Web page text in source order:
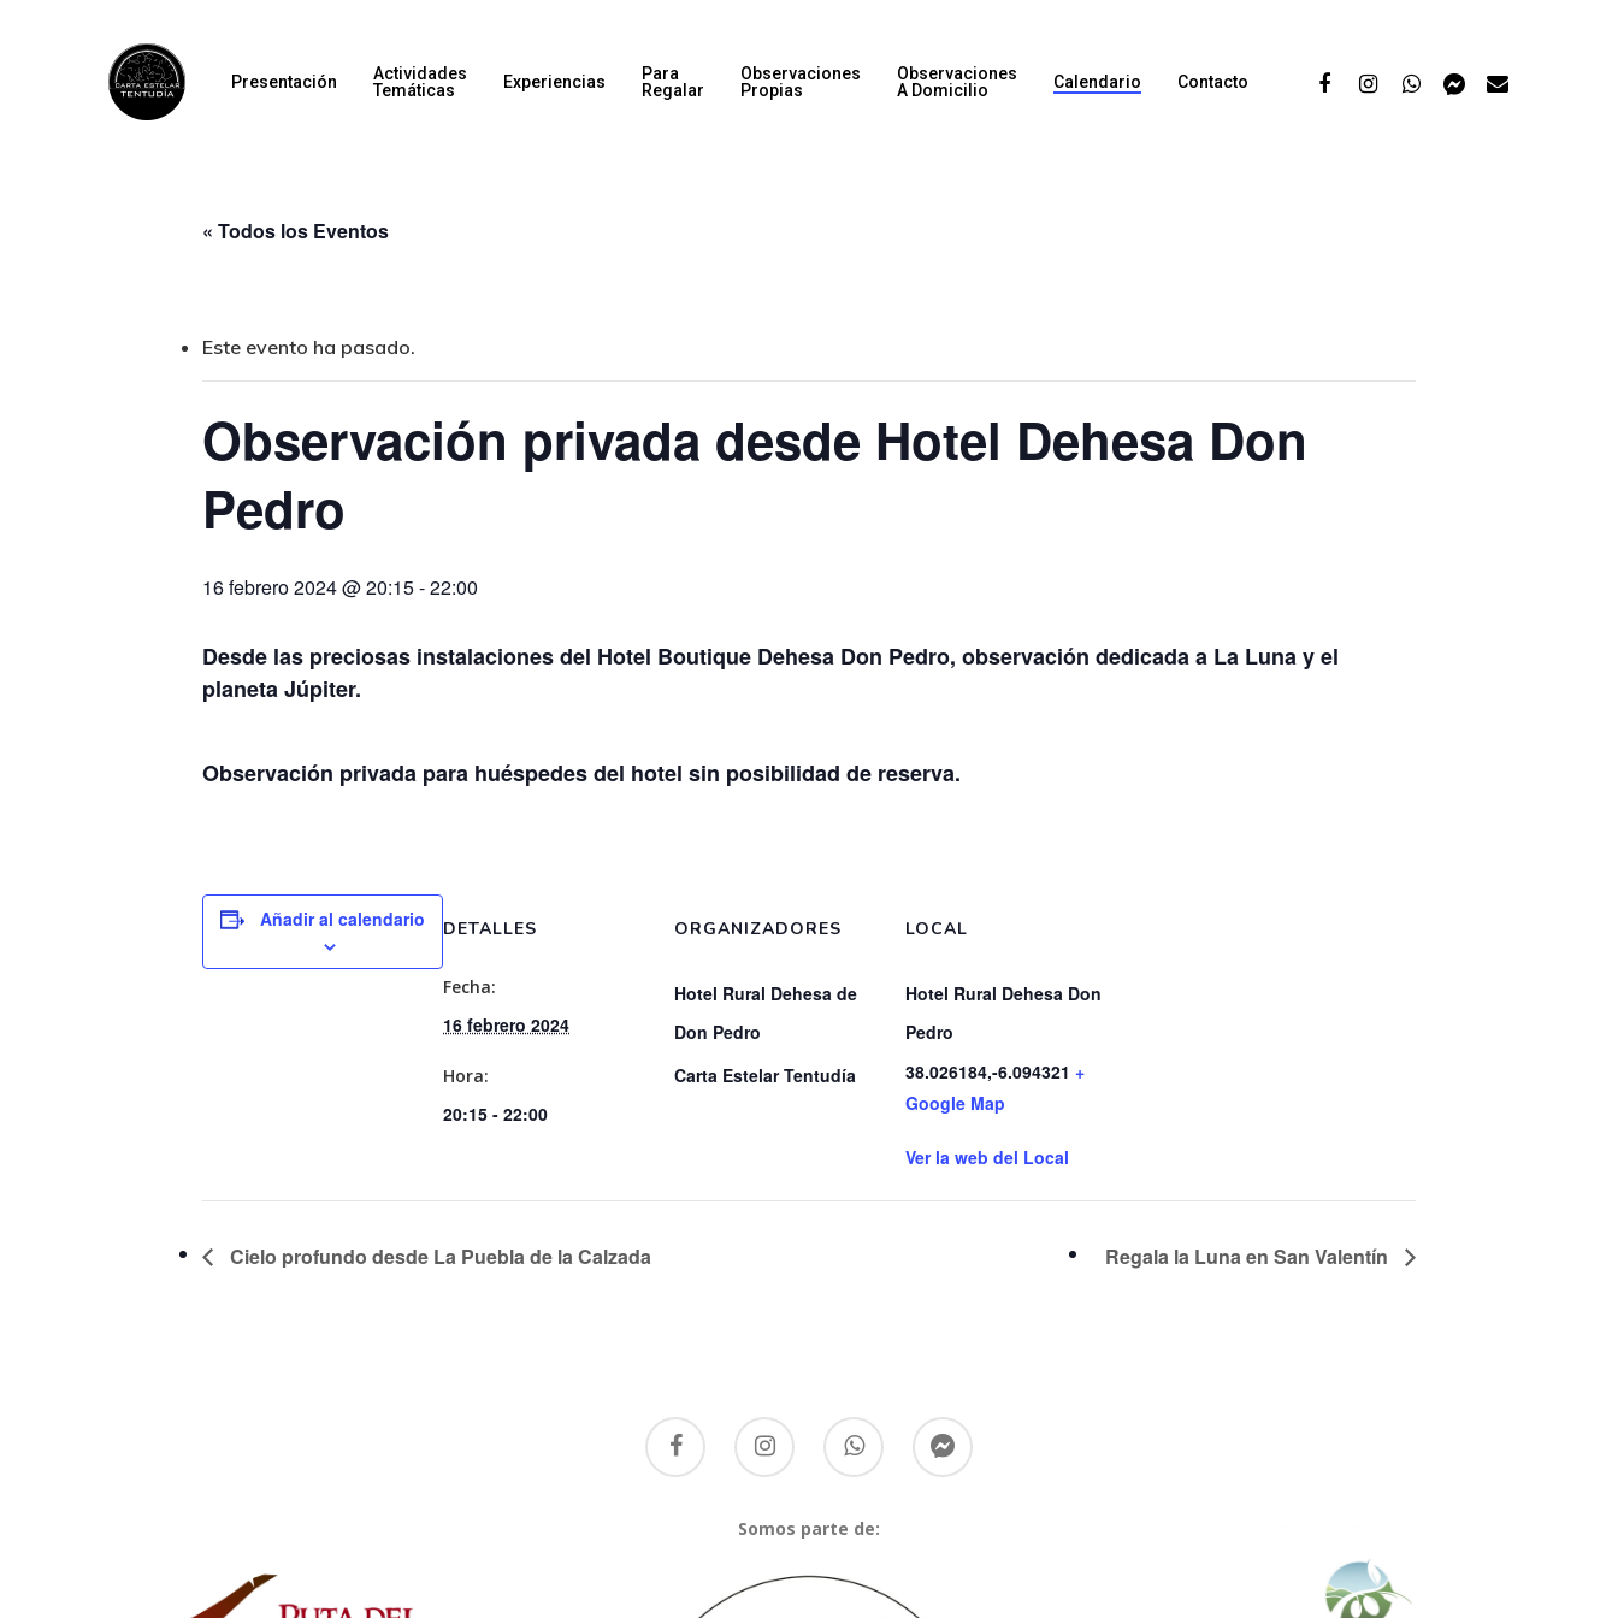
Presentación
Actividades
Temáticas
Experiencias
Para
Regalar
Observaciones
Propias
Observaciones
A Domicilio
Calendario Contacto
« Todos los Eventos
Este evento ha pasado.
Observación privada desde Hotel Dehesa Don
Pedro
16 febrero 2024 @ 20:15-22:00
Desde las preciosas instalaciones del Hotel Boutique Dehesa Don Pedro, observación dedicada a La Luna y el
planeta Júpiter.
Observación privada para huéspedes del hotel sin posibilidad de reserva.
Añadir al calendario DETALLES
Fecha:
16 febrero 2024
Hora:
20:15 - 22:00
ORGANIZADORES
Hotel Rural Dehesa de
Don Pedro
Carta Estelar Tentudía
LOCAL
Hotel Rural Dehesa Don
Pedro
38.026184,-6.094321 +
Google Map
Ver la web del Local
Cielo profundo desde La Puebla de la Calzada Regala la Luna en San Valentín
Somos parte de: